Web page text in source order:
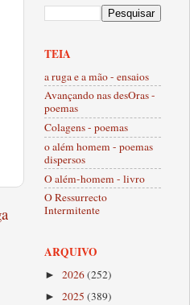
TEIA
a ruga e a mão - ensaios
Avançando nas desOras -
poemas
Colagens - poemas
o além homem - poemas
dispersos
O além-homem - livro
O Ressurrecto
Intermitente
ARQUIVO
► 2026(252)
► 2025 (389)